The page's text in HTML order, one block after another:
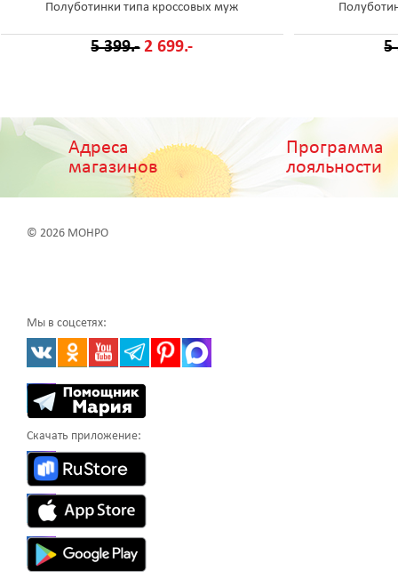
Полуботинки типа кроссовых муж
5 399.- 2 699.- 5
Адреса
магазинов
Программа
лояльности
© 2026 МОНРО
Мы в соцсетях:
Скачать приложение: